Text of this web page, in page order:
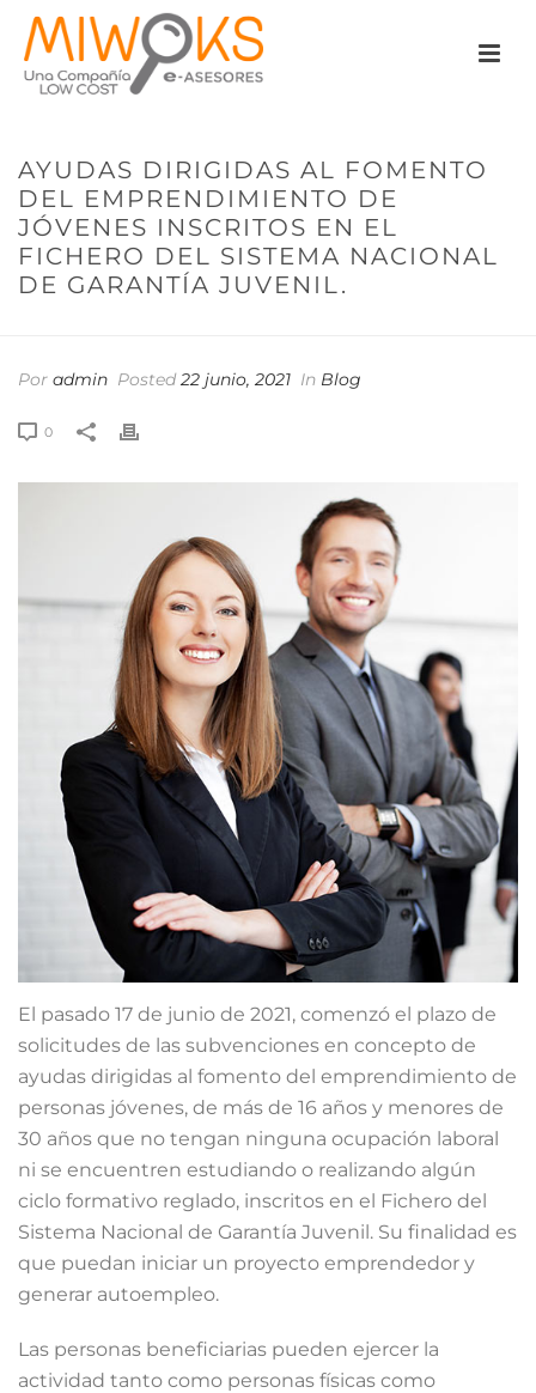
AYUDAS DIRIGIDAS AL FOMENTO
DEL EMPRENDIMIENTO DE
JÓVENES INSCRITOS EN EL
FICHERO DEL SISTEMA NACIONAL
DE GARANTÍA JUVENIL.
Por admin Posted22 junio, 2021 In Blog
0
El pasado 17 de junio de 2021, comenzó el plazo de
solicitudes de las subvenciones en concepto de
ayudas dirigidas al fomento del emprendimiento de
personas jóvenes, de más de 16 años y menores de
30 años que no tengan ninguna ocupación laboral
ni se encuentren estudiando o realizando algún
ciclo formativo reglado, inscritos en el Fichero del
Sistema Nacional de Garantía Juvenil. Su finalidad es
que puedan iniciar un proyecto emprendedor y
generar autoempleo.
Las personas beneficiarias pueden ejercer la
actividad tanto como personas físicas como